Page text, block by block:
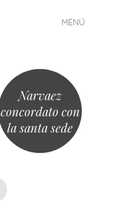
MENÚ
Narvaez
concordato con
la santa sede